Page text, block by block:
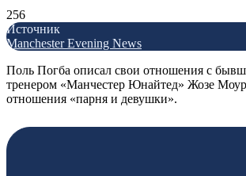
256
Источник
Manchester Evening News
Поль Погба описал свои отношения с
тренером «Манчестер Юнайтед» Жозе
отношения «парня и девушки».